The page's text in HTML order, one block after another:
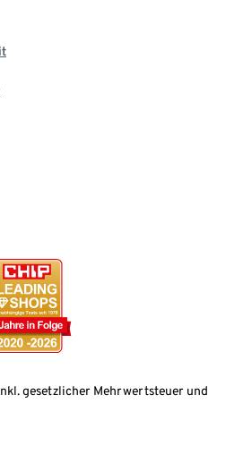
gesetzlicher Mehrwertsteuer und